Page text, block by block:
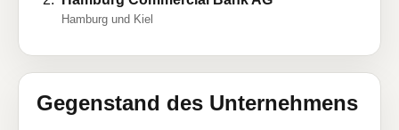
Hamburg und Kiel
Gegenstand des Unternehmens